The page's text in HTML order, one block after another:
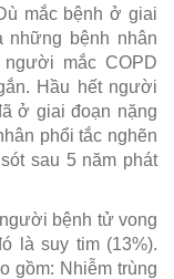
mắc bệnh ở giai
những bệnh nhân
mắc COPD
Hầu hết người
ở giai đoạn nặng
phổi tắc nghẽn
sau 5 năm phát
bệnh tử vong
là suy tim (13%).
gồm: Nhiễm trùng